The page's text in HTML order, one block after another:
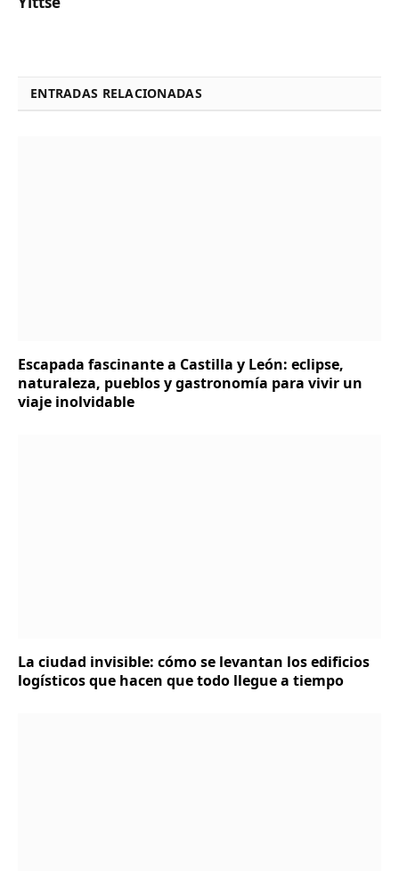
ENTRADAS RELACIONADAS
Escapada fascinante a Castilla y León: eclipse,
naturaleza, pueblos y gastronomía para vivir un
viaje inolvidable
La ciudad invisible: cómo se levantan los edificios
logísticos que hacen que todo llegue a tiempo